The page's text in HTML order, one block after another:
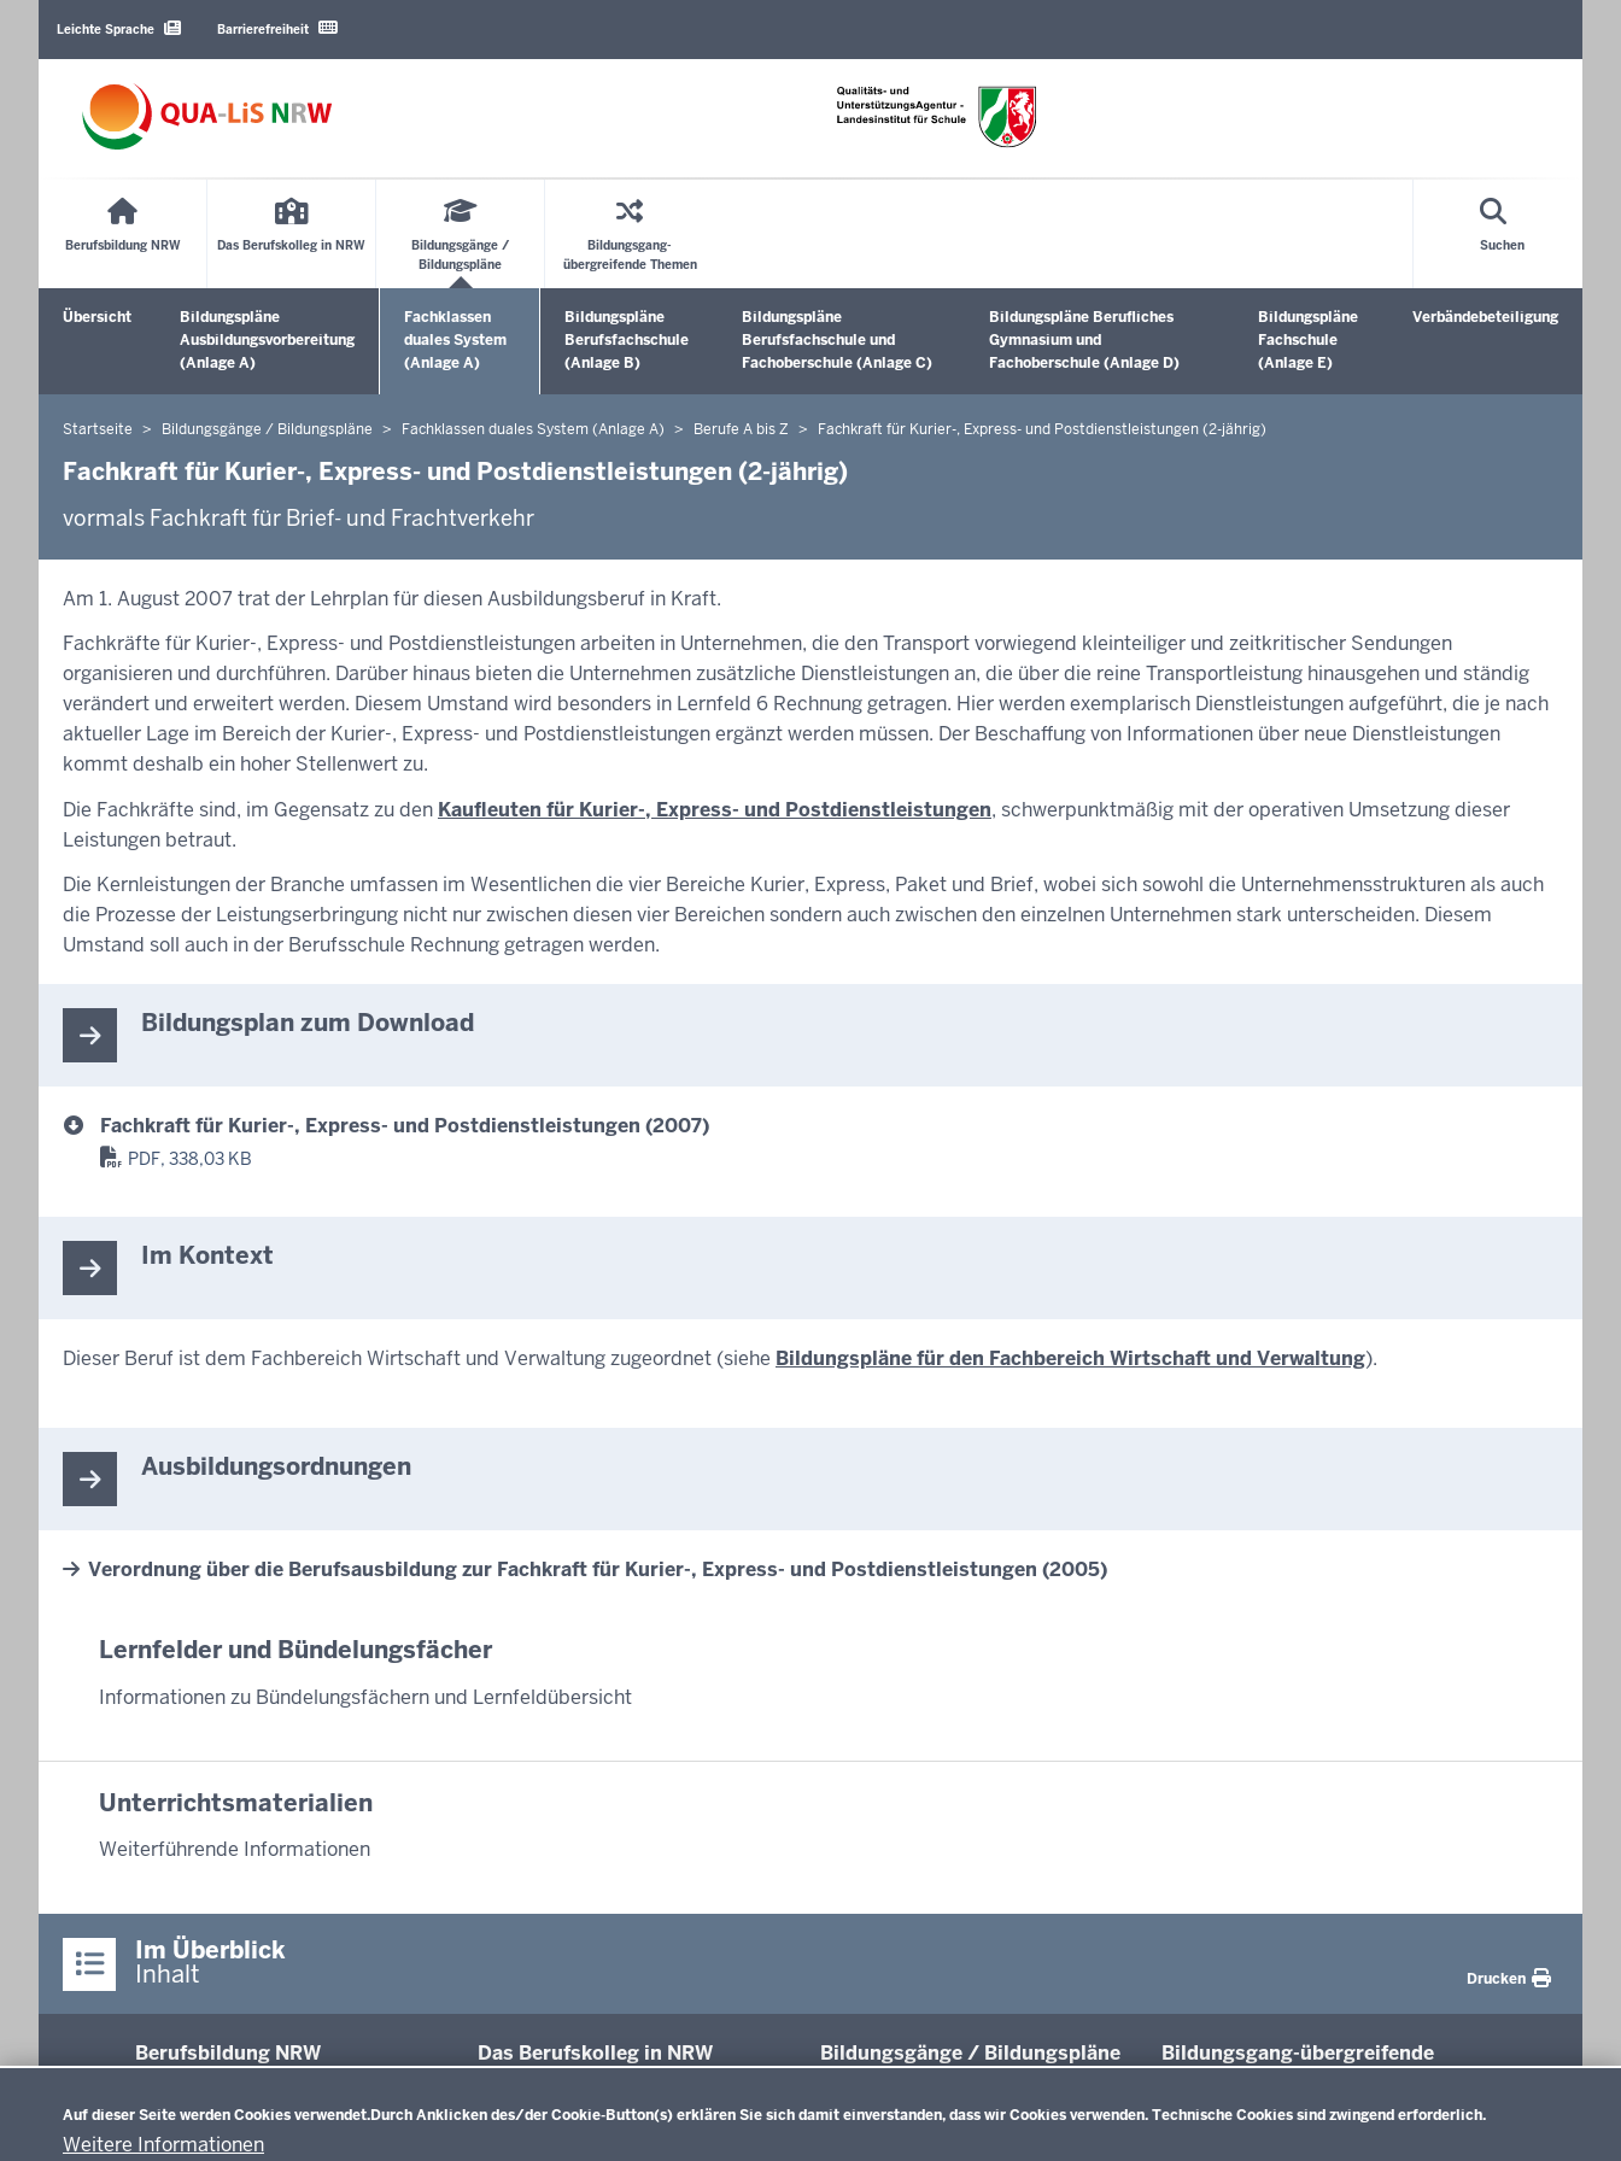
Auf dieser Seite werden Cookies verwendet.Durch Anklicken des/der Cookie-Button(s) erklären Sie sich damit einverstanden, dass wir Cookies verwenden. Technische Cookies sind zwingend erforderlich.
Weitere Informationen
Sprachen
Leichte Sprache Barrierefreiheit
Berufsbildung NRW Das Berufskolleg in NRW
Bildungsgänge /
Bildungspläne
Bildungsgang-
übergreifende Themen
Suchen
Sekundärmenü
Übersicht
Bildungspläne
Ausbildungsvorbereitung
(Anlage A)
Fachklassen
duales System
(Anlage A)
Untermenü öffnen
Bildungspläne
Berufsfachschule
(Anlage B)
Untermenü öffnen
Bildungspläne
Berufsfachschule und
Fachoberschule (Anlage C)
Untermenü öffnen
Bildungspläne Berufliches
Gymnasium und
Fachoberschule (Anlage D)
Untermenü öffnen
Bildungspläne
Fachschule
(Anlage E)
Verbändebeteiligung
Sie
befinden
hier
Startseite Bildungsgänge / Bildungspläne Fachklassen duales System (Anlage A) Berufe A bis Z Fachkraft für Kurier-, Express- und Postdienstleistungen (2-jährig)
Fachkraft für Kurier-, Express- und Postdienstleistungen (2-jährig)
vormals Fachkraft für Brief- und Frachtverkehr
Am 1. August 2007 trat der Lehrplan für diesen Ausbildungsberuf in Kraft.
Fachkräfte für Kurier-, Express- und Postdienstleistungen arbeiten in Unternehmen, die den Transport vorwiegend kleinteiliger und zeitkritischer Sendungen
organisieren und durchführen. Darüber hinaus bieten die Unternehmen zusätzliche Dienstleistungen an, die über die reine Transportleistung hinausgehen und ständig
verändert und erweitert werden. Diesem Umstand wird besonders in Lernfeld 6 Rechnung getragen. Hier werden exemplarisch Dienstleistungen aufgeführt, die je nach
aktueller Lage im Bereich der Kurier-, Express- und Postdienstleistungen ergänzt werden müssen. Der Beschaffung von Informationen über neue Dienstleistungen
kommt deshalb ein hoher Stellenwert zu.
Die Fachkräfte sind, im Gegensatz zu den Kaufleuten für Kurier-, Express- und Postdienstleistungen, schwerpunktmäßig mit der operativen Umsetzung dieser
Leistungen betraut.
Die Kernleistungen der Branche umfassen im Wesentlichen die vier Bereiche Kurier, Express, Paket und Brief, wobei sich sowohl die Unternehmensstrukturen als auch
die Prozesse der Leistungserbringung nicht nur zwischen diesen vier Bereichen sondern auch zwischen den einzelnen Unternehmen stark unterscheiden. Diesem
Umstand soll auch in der Berufsschule Rechnung getragen werden.
Bildungsplan zum Download
Fachkraft für Kurier-, Express- und Postdienstleistungen (2007)
PDF, 338,03 KB
Im Kontext
Dieser Beruf ist dem Fachbereich Wirtschaft und Verwaltung zugeordnet (siehe Bildungspläne für den Fachbereich Wirtschaft und Verwaltung).
Ausbildungsordnungen
Verordnung über die Berufsausbildung zur Fachkraft für Kurier-, Express- und Postdienstleistungen (2005)
Lernfelder und Bündelungsfächer
Informationen zu Bündelungsfächern und Lernfeldübersicht
Unterrichtsmaterialien
Weiterführende Informationen
Im Überblick
Inhalt Drucken
Berufsbildung NRW Das Berufskolleg in NRW
Fachkräfte von morgen
Bildungsgänge / Bildungspläne
Bildungspläne Ausbildungsvorbereitung
Bildungsgang-übergreifende
Unterricht